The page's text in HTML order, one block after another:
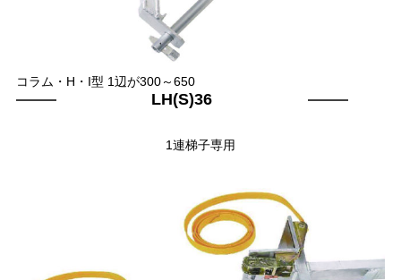
コラム・H・I型 1辺が300～650
LH(S)36
1連梯子専用